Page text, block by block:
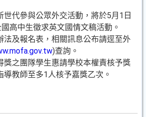
世代參與公眾外交活動，將於5月1日
高中生徵求英文國情文稿活動。
法及報名表，相關訊息公布請逕至外
)查詢。
獎之團隊學生惠請學校本權責核予獎
教師至多1人核予嘉獎乙次。